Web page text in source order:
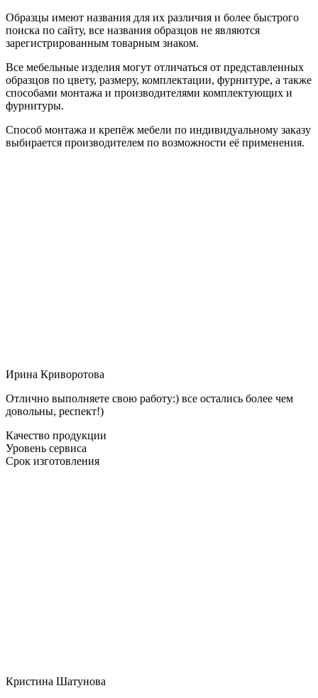
Образцы имеют названия для их различия и более быстрого
поиска по сайту, все названия образцов не являются
зарегистрированным товарным знаком.
Все мебельные изделия могут отличаться от представленных
образцов по цвету, размеру, комплектации, фурнитуре, а также
способами монтажа и производителями комплектующих и
фурнитуры.
Способ монтажа и крепёж мебели по индивидуальному заказу
выбирается производителем по возможности её применения.
Ирина Криворотова
Отлично выполняете свою работу:) все остались более чем
довольны, респект!)
Качество продукции
Уровень сервиса
Срок изготовления
Кристина Шатунова